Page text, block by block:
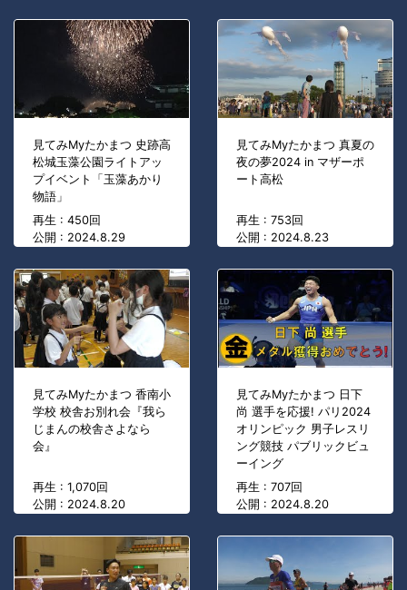
見てみMyたかまつ 史跡高
松城玉藻公園ライトアッ
プイベント「玉藻あかり
物語」
再生 : 450回
公開 : 2024.8.29
見てみMyたかまつ 真夏の
夜の夢2024 in マザーポ
ート高松
再生 : 753回
公開 : 2024.8.23
見てみMyたかまつ 香南小
学校 校舎お別れ会『我ら
じまんの校舎さよなら
会』
再生 : 1,070回
公開 : 2024.8.20
見てみMyたかまつ 日下
尚 選手を応援! パリ2024
オリンピック 男子レスリ
ング競技 パブリックビュ
ーイング
再生 : 707回
公開 : 2024.8.20